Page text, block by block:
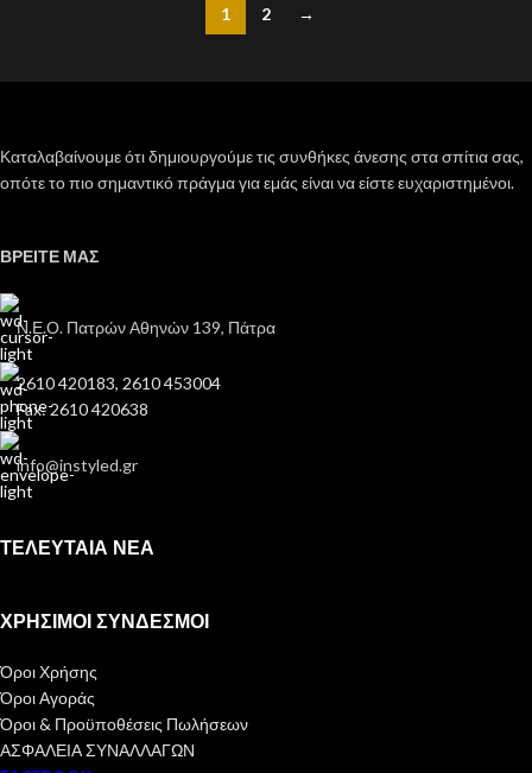
1 2 →
Καταλαβαίνουμε ότι δημιουργούμε τις συνθήκες άνεσης στα σπίτια σας,
οπότε το πιο σημαντικό πράγμα για εμάς είναι να είστε ευχαριστημένοι.
ΒΡΕΙΤΕ ΜΑΣ
Ν.Ε.Ο. Πατρών Αθηνών 139, Πάτρα
2610 420183, 2610 453004
Fax: 2610 420638
info@instyled.gr
ΤΕΛΕΥΤΑΙΑ ΝΕΑ
ΧΡΗΣΙΜΟΙ ΣΥΝΔΕΣΜΟΙ
Όροι Χρήσης
Όροι Αγοράς
Όροι & Προϋποθέσεις Πωλήσεων
ΑΣΦΑΛΕΙΑ ΣΥΝΑΛΛΑΓΩΝ